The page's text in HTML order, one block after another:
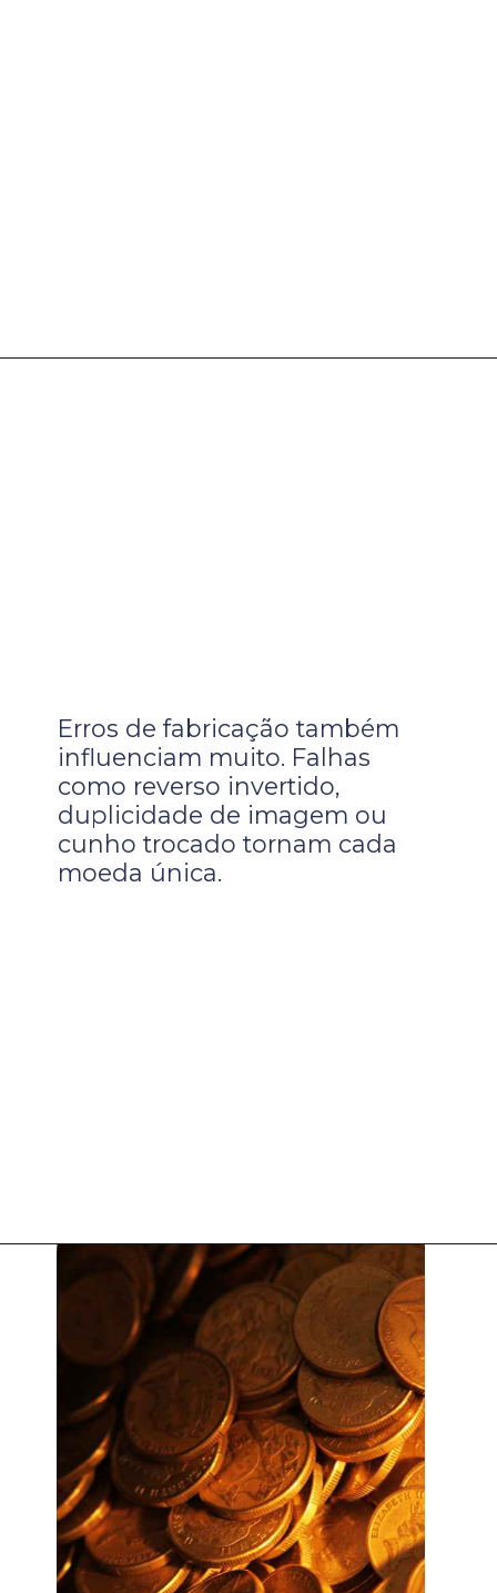
Erros de fabricação também
influenciam muito. Falhas
como reverso invertido,
duplicidade de imagem ou
cunho trocado tornam cada
moeda única.